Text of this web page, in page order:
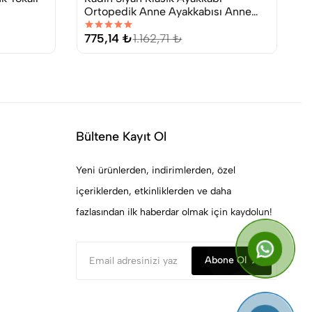
Ortopedik Anne Ayakkabısı Anne
Babet Ayakkabı Anne Kadın Günlük
Ayakkabı
775,14 ₺1.162,71 ₺
Bültene Kayıt Ol
Yeni ürünlerden, indirimlerden, özel
içeriklerden, etkinliklerden ve daha
fazlasından ilk haberdar olmak için kaydolun!
Abone Ol